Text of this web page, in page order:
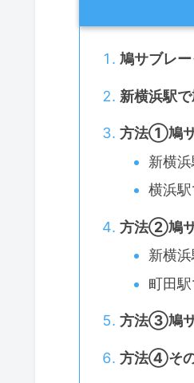
鳩サブレ
新横浜駅
方法①鳩サ
新横
横浜
方法②鳩サ
新横
町田
方法③鳩サ
方法④その